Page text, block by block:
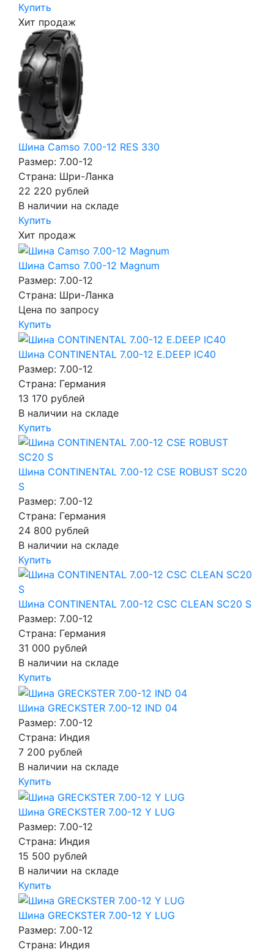
Купить
Хит продаж
Шина Camso 7.00-12 RES 330
Размер: 7.00-12
Страна: Шри-Ланка
22 220 рублей
В наличии на складе
Купить
Хит продаж
Шина Camso 7.00-12 Magnum
Размер: 7.00-12
Страна: Шри-Ланка
Цена по запросу
Купить
Шина CONTINENTAL 7.00-12 E.DEEP IC40
Размер: 7.00-12
Страна: Германия
13 170 рублей
В наличии на складе
Купить
Шина CONTINENTAL 7.00-12 CSE ROBUST SC20
S
Размер: 7.00-12
Страна: Германия
24 800 рублей
В наличии на складе
Купить
Шина CONTINENTAL 7.00-12 CSC CLEAN SC20 S
Размер: 7.00-12
Страна: Германия
31 000 рублей
В наличии на складе
Купить
Шина GRECKSTER 7.00-12 IND 04
Размер: 7.00-12
Страна: Индия
7 200 рублей
В наличии на складе
Купить
Шина GRECKSTER 7.00-12 Y LUG
Размер: 7.00-12
Страна: Индия
15 500 рублей
В наличии на складе
Купить
Шина GRECKSTER 7.00-12 Y LUG
Размер: 7.00-12
Страна: Индия